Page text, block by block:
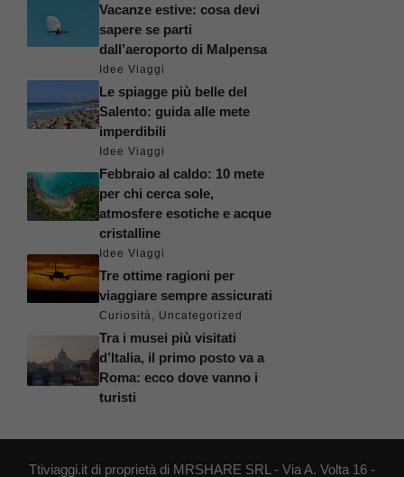
Vacanze estive: cosa devi
sapere se parti
dall’aeroporto di Malpensa
Idee Viaggi
Le spiagge più belle del
Salento: guida alle mete
imperdibili
Idee Viaggi
Febbraio al caldo: 10 mete
per chi cerca sole,
atmosfere esotiche e acque
cristalline
Idee Viaggi
Tre ottime ragioni per
viaggiare sempre assicurati
Curiosità Uncategorized
Tra i musei più visitati
d’Italia, il primo posto va a
Roma: ecco dove vanno i
turisti
Ttiviaggi.it di proprietà di MRSHARE SRL - Via A. Volta 16 -